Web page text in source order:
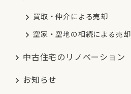
買取・仲介による売却
空家・空地の相続による売却
中古住宅のリノベーション
お知らせ